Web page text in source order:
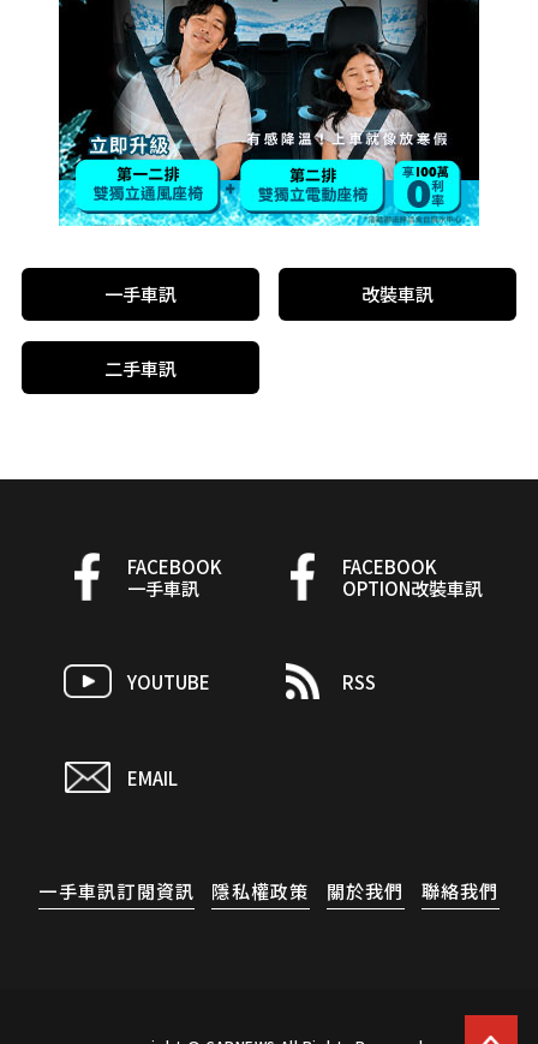
一手車訊 改裝車訊
二手車訊
FACEBOOK
一手車訊
FACEBOOK
OPTION改裝車訊
YOUTUBE RSS
EMAIL
一手車訊訂閱資訊 隱私權政策 關於我們 聯絡我們